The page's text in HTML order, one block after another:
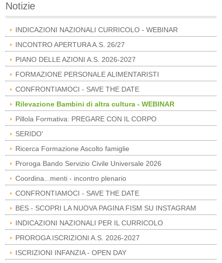
Notizie
INDICAZIONI NAZIONALI CURRICOLO - WEBINAR
INCONTRO APERTURA A.S. 26/27
PIANO DELLE AZIONI A.S. 2026-2027
FORMAZIONE PERSONALE ALIMENTARISTI
CONFRONTIAMOCI - SAVE THE DATE
Rilevazione Bambini di altra cultura - WEBINAR
Pillola Formativa: PREGARE CON IL CORPO
SERIDO'
Ricerca Formazione Ascolto famiglie
Proroga Bando Servizio Civile Universale 2026
Coordina...menti - incontro plenario
CONFRONTIAMOCI - SAVE THE DATE
BES - SCOPRI LA NUOVA PAGINA FISM SU INSTAGRAM
INDICAZIONI NAZIONALI PER IL CURRICOLO
PROROGA ISCRIZIONI A.S. 2026-2027
ISCRIZIONI INFANZIA - OPEN DAY